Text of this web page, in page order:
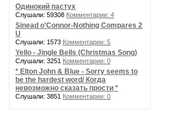
Одинокий пастух
Слушали: 59308 Комментарии: 4
Sinead o'Connor-Nothing Compares 2
U
Слушали: 1573 Комментарии: 5
Yello - Jingle Bells (Christmas Song)
Слушали: 3251 Комментарии: 0
* Elton John & Blue - Sorry seems to
be the hardest word/ Когда
невозможно сказать прости *
Слушали: 3851 Комментарии: 0